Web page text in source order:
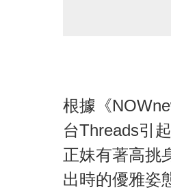
根據《
台Threads引
正妹有著高挑
出時的優雅姿